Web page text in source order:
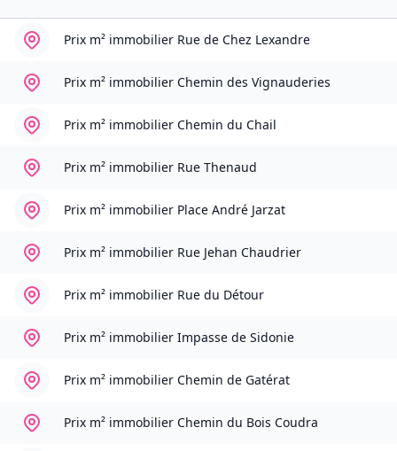
Prix m² immobilier Rue de Chez Lexandre
Prix m² immobilier Chemin des Vignauderies
Prix m² immobilier Chemin du Chail
Prix m² immobilier Rue Thenaud
Prix m² immobilier Place André Jarzat
Prix m² immobilier Rue Jehan Chaudrier
Prix m² immobilier Rue du Détour
Prix m² immobilier Impasse de Sidonie
Prix m² immobilier Chemin de Gatérat
Prix m² immobilier Chemin du Bois Coudra